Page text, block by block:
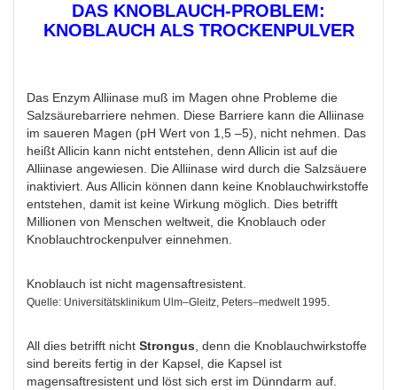
DAS KNOBLAUCH-PROBLEM:
KNOBLAUCH ALS TROCKENPULVER
Das Enzym Alliinase muß im Magen ohne Probleme die
Salzsäurebarriere nehmen. Diese Barriere kann die Alliinase
im saueren Magen (pH Wert von 1,5 –5), nicht nehmen. Das
heißt Allicin kann nicht entstehen, denn Allicin ist auf die
Alliinase angewiesen. Die Alliinase wird durch die Salzsäuere
inaktiviert. Aus Allicin können dann keine Knoblauchwirkstoffe
entstehen, damit ist keine Wirkung möglich. Dies betrifft
Millionen von Menschen weltweit, die Knoblauch oder
Knoblauchtrockenpulver einnehmen.
Knoblauch ist nicht magensaftresistent.
Quelle: Universitätsklinikum Ulm–Gleitz, Peters–medwelt 1995.
All dies betrifft nicht Strongus, denn die Knoblauchwirkstoffe
sind bereits fertig in der Kapsel, die Kapsel ist
magensaftresistent und löst sich erst im Dünndarm auf.